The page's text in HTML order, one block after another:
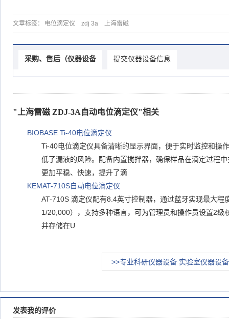
文章标签： 电位滴定仪 zdj 3a 上海雷磁
采购、售后（仪器设备 提交仪器设备信息
"上海雷磁 ZDJ-3A自动电位滴定仪"相关
BIOBASE Ti-40电位滴定仪
Ti-40电位滴定仪具备清晰的显示界面，便于实时监控和操
低了漏液的风险。配备内置搅拌器，确保样品在滴定过程
更加平稳、快速，提升了滴
KEMAT-710S自动电位滴定仪
AT-710S 滴定仪配有8.4英寸控制器，通过蓝牙实现最大程
1/20,000），支持多种语言，可为管理员和操作员设置2级
并存储在U
>>专业科研仪器设备 实验室仪器设
发表我的评价